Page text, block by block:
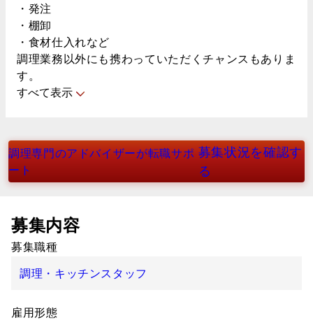
・発注
・棚卸
・食材仕入れなど
調理業務以外にも携わっていただくチャンスもありま
す。
すべて表示
調理専門のアドバイザーが転職サポ
ート
募集状況を確認す
る
募集内容
募集職種
調理・キッチンスタッフ
雇用形態